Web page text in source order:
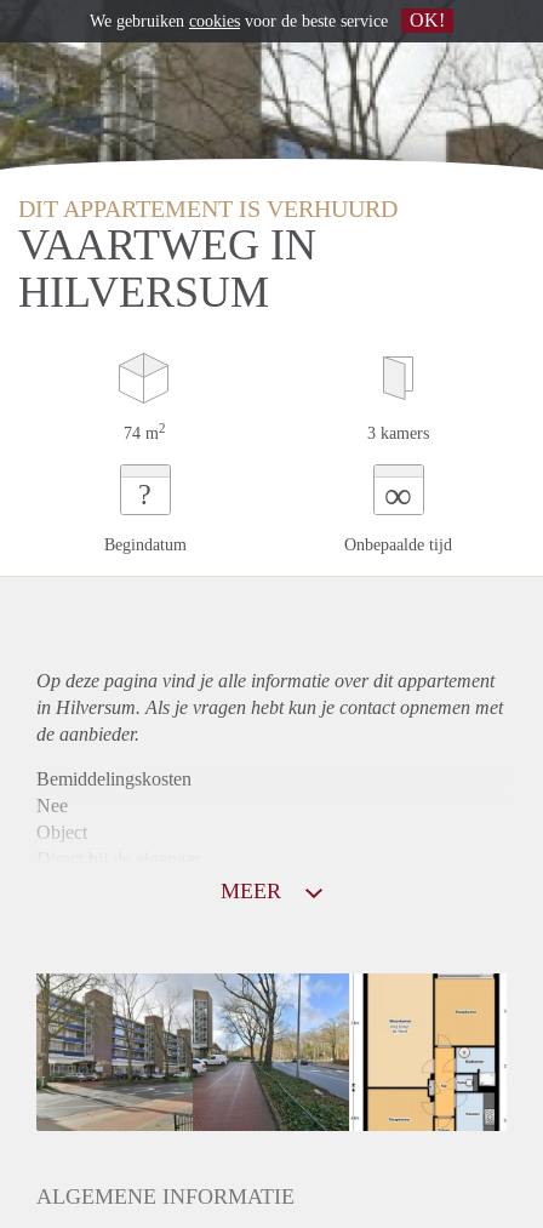
DIT APPARTEMENT IS VERHUURD
VAARTWEG IN
HILVERSUM
74 m2 3 kamers
?
Begindatum
∞
Onbepaalde tijd
Op deze pagina vind je alle informatie over ditappartement
in Hilversum. Als je vragen hebt kun je contact opnemen met
de aanbieder.
Bemiddelingskosten
Nee
Object
Huurtoeslag
Mogelijk
Inkomen eis
N.V.T.
Huurtermijn
Onbepaalde termijn
MEER
ALGEMENE INFORMATIE
We gebruiken cookies voor de beste service OK!